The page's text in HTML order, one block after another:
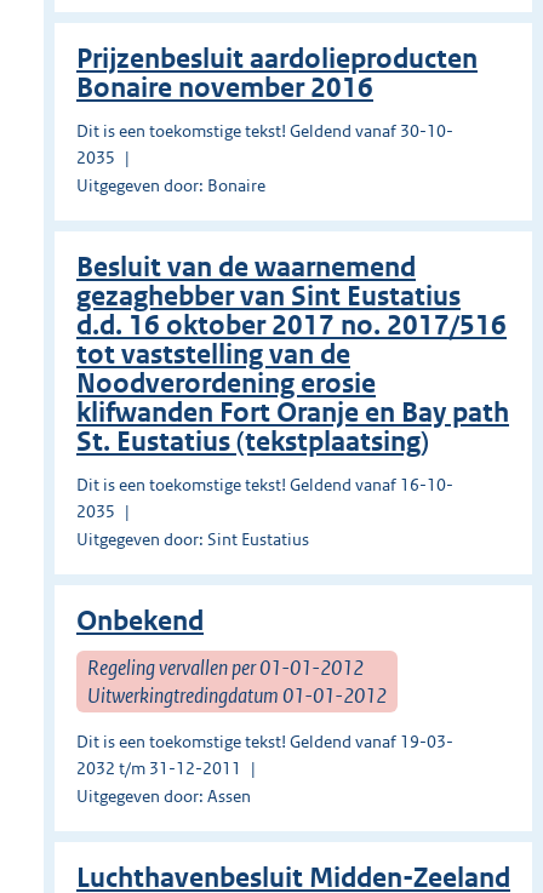
Prĳzenbesluit aardolieproducten
Bonaire november 2016
Dit is een toekomstige tekst! Geldend vanaf 30-10-
2035
Uitgegeven door: Bonaire
Besluit van de waarnemend
gezaghebber van Sint Eustatius
d.d. 16 oktober 2017 no. 2017/516
tot vaststelling van de
Noodverordening erosie
klifwanden Fort Oranje en Bay path
St. Eustatius (tekstplaatsing)
Dit is een toekomstige tekst! Geldend vanaf 16-10-
2035
Uitgegeven door: Sint Eustatius
Onbekend
Regeling vervallen per 01-01-2012
Uitwerkingtredingdatum 01-01-2012
Dit is een toekomstige tekst! Geldend vanaf 19-03-
2032 t/m 31-12-2011
Uitgegeven door: Assen
Luchthavenbesluit Midden-Zeeland